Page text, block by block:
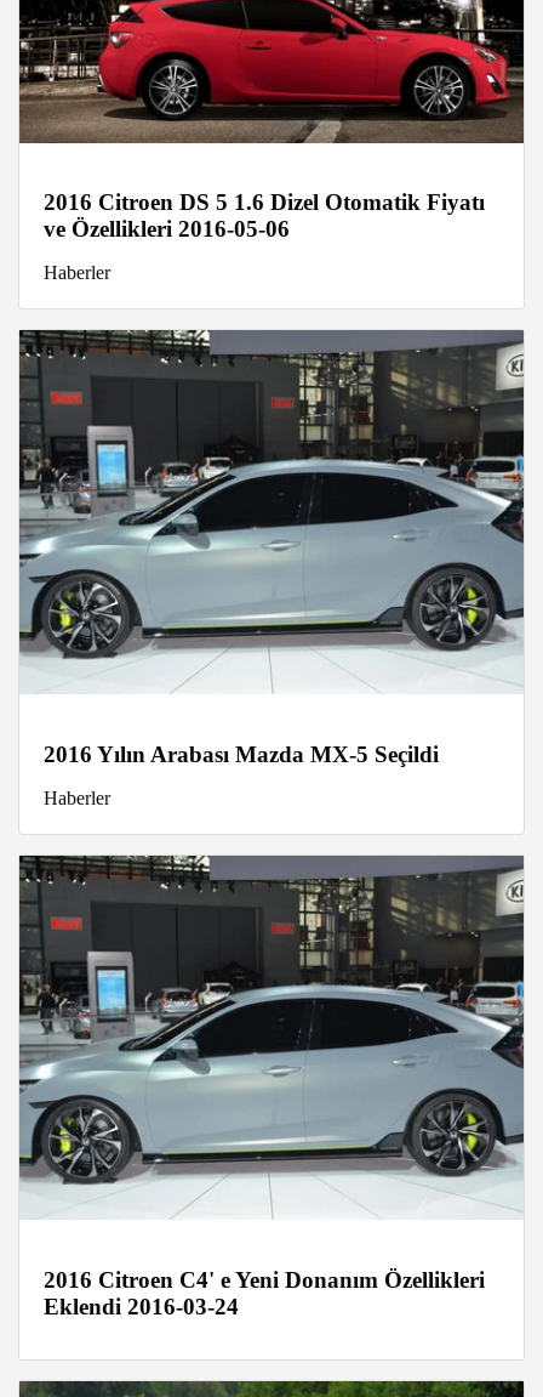
2016 Citroen DS 5 1.6 Dizel Otomatik Fiyatı
ve Özellikleri 2016-05-06
Haberler
2016 Yılın Arabası Mazda MX-5 Seçildi
Haberler
2016 Citroen C4' e Yeni Donanım Özellikleri
Eklendi 2016-03-24